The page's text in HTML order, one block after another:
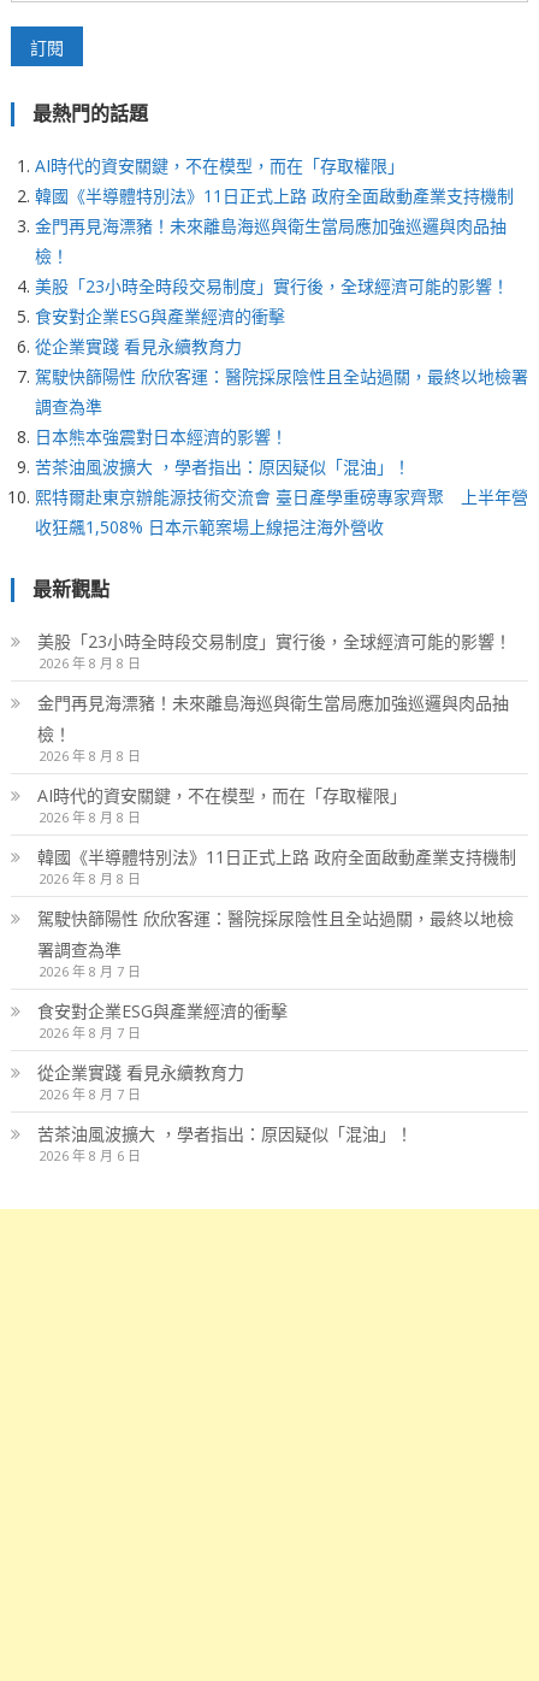
最熱門的話題
AI時代的資安關鍵，不在模型，而在「存取權限」
韓國《半導體特別法》11日正式上路 政府全面啟動產業支持機制
金門再見海漂豬！未來離島海巡與衛生當局應加強巡邏與肉品抽
檢！
美股「23小時全時段交易制度」實行後，全球經濟可能的影響！
食安對企業ESG與產業經濟的衝擊
從企業實踐 看見永續教育力
駕駛快篩陽性 欣欣客運：醫院採尿陰性且全站過關，最終以地檢署
調查為準
日本熊本強震對日本經濟的影響！
苦茶油風波擴大 ，學者指出：原因疑似「混油」！
熙特爾赴東京辦能源技術交流會 臺日產學重磅專家齊聚 上半年營
收狂飆1,508% 日本示範案場上線挹注海外營收
最新觀點
美股「23小時全時段交易制度」實行後，全球經濟可能的影響！
2026 年 8 月 8 日
金門再見海漂豬！未來離島海巡與衛生當局應加強巡邏與肉品抽
檢！
2026 年 8 月 8 日
AI時代的資安關鍵，不在模型，而在「存取權限」
2026 年 8 月 8 日
韓國《半導體特別法》11日正式上路 政府全面啟動產業支持機制
2026 年 8 月 8 日
駕駛快篩陽性 欣欣客運：醫院採尿陰性且全站過關，最終以地檢
署調查為準
2026 年 8 月 7 日
食安對企業ESG與產業經濟的衝擊
2026 年 8 月 7 日
從企業實踐 看見永續教育力
2026 年 8 月 7 日
苦茶油風波擴大 ，學者指出：原因疑似「混油」！
2026 年 8 月 6 日